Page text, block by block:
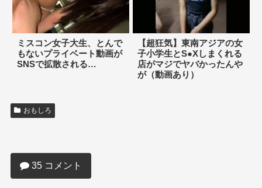
ミスコン女子大生、とんで
もないプライベート動画が
SNSで拡散される…
【超狂気】東南アジアの女
子小学生とS●Xしまくれる
店がマジでヤバかったんや
が（動画あり）
おもしろ
コレｗｗｗｗｗｗｗｗｗｗｗ
35 コメント